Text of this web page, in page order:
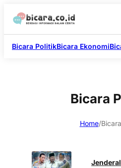
Bicara PolitikBicara Ekonomi
Bicara
Home/